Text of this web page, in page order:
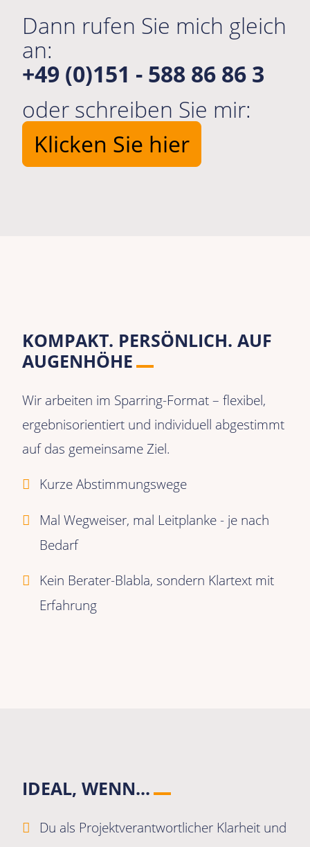
Dann rufen Sie mich gleich
an:
+49 (0)151 - 588 86 86 3
oder schreiben Sie mir:
Klicken Sie hier
KOMPAKT. PERSÖNLICH. AUF
AUGENHÖHE
Wir arbeiten im Sparring-Format – flexibel,
ergebnisorientiert und individuell abgestimmt
auf das gemeinsame Ziel.
Kurze Abstimmungswege
Mal Wegweiser, mal Leitplanke - je nach
Bedarf
Kein Berater-Blabla, sondern Klartext mit
Erfahrung
IDEAL, WENN...
Du als Projektverantwortlicher Klarheit und